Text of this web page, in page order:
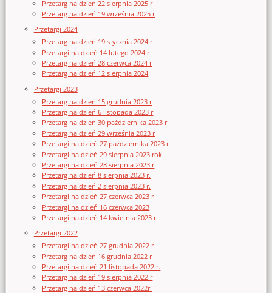
Przetarg na dzień 22 sierpnia 2025 r
Przetarg na dzień 19 września 2025 r
Przetargi 2024
Przetarg na dzień 19 stycznia 2024 r
Przetargi na dzień 14 lutego 2024 r
Przetarg na dzień 28 czerwca 2024 r
Przetarg na dzień 12 sierpnia 2024
Przetargi 2023
Przetarg na dzień 15 grudnia 2023 r
Przetarg na dzień 6 listopada 2023 r
Przetarg na dzień 30 października 2023 r
Przetarg na dzień 29 września 2023 r
Przetargi na dzień 27 października 2023 r
Przetargi na dzień 29 sierpnia 2023 rok
Przetargi na dzień 28 sierpnia 2023 r
Przetarg na dzień 8 sierpnia 2023 r.
Przetarg na dzień 2 sierpnia 2023 r.
Przetargi na dzień 27 czerwca 2023 r
Przetargi na dzień 16 czerwca 2023
Przetargi na dzień 14 kwietnia 2023 r.
Przetargi 2022
Przetargi na dzień 27 grudnia 2022 r
Przetarg na dzień 16 grudnia 2022 r
Przetargi na dzień 21 listopada 2022 r.
Przetarg na dzień 19 sierpnia 2022 r
Przetarg na dzień 13 czerwca 2022r.